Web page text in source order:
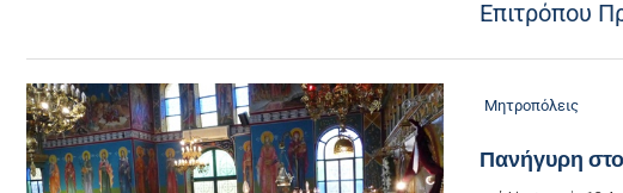
Επιτρόπου
Μητροπόλεις
Πανήγυρη